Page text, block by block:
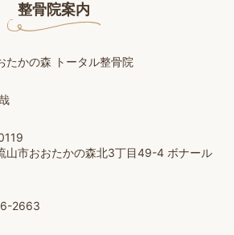
整骨院案内
たかの森 トータル整骨院
山市おおたかの森北3丁目49-4 ボナール
2663